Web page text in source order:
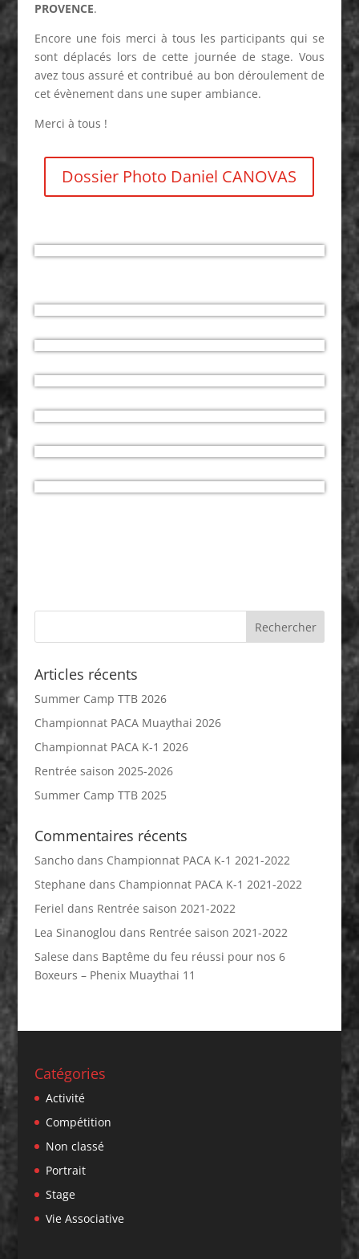
PROVENCE.
Encore une fois merci à tous les participants qui se
sont déplacés lors de cette journée de stage. Vous
avez tous assuré et contribué au bon déroulement de
cet évènement dans une super ambiance.
Merci à tous !
Dossier Photo Daniel CANOVAS
Articles récents
Summer Camp TTB 2026
Championnat PACA Muaythai 2026
Championnat PACA K-1 2026
Rentrée saison 2025-2026
Summer Camp TTB 2025
Commentaires récents
Sanchodans Championnat PACA K-1 2021-2022
Stephane dans Championnat PACA K-1 2021-2022
Feriel dans Rentrée saison 2021-2022
Lea Sinanoglou dans Rentrée saison 2021-2022
Salese dans Baptême du feu réussi pour nos 6
Boxeurs – Phenix Muaythai 11
Catégories
Activité
Compétition
Non classé
Portrait
Stage
Vie Associative